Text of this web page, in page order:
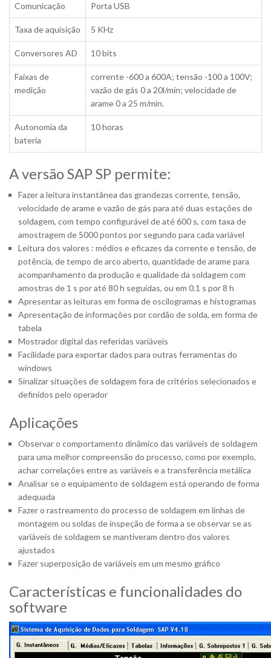
Comunicação Porta USB
Taxa de aquisição 5 KHz
Conversores AD 10 bits
Faixas de
medição
corrente -600 a 600A; tensão -100 a 100V;
vazão de gás 0 a 20l/min; velocidade de
arame 0 a 25 m/min.
Autonomia da
bateria
10 horas
A versão SAP SP permite:
Fazer a leitura instantânea das grandezas corrente, tensão,
velocidade de arame e vazão de gás para até duas estações de
soldagem, com tempo configurável de até 600 s, com taxa de
amostragem de 5000 pontos por segundo para cada variável
Leitura dos valores : médios e eficazes da corrente e tensão, de
potência, de tempo de arco aberto, quantidade de arame para
acompanhamento da produção e qualidade da soldagem com
amostras de 1 s por até 80 h seguidas, ou em 0.1 s por 8 h
Apresentar as leituras em forma de oscilogramas e histogramas
Apresentação de informações por cordão de solda, em forma de
tabela
Mostrador digital das referidas variáveis
Facilidade para exportar dados para outras ferramentas do
windows
Sinalizar situações de soldagem fora de critérios selecionados e
definidos pelo operador
Aplicações
Observar o comportamento dinâmico das variáveis de soldagem
para uma melhor compreensão do processo, como por exemplo,
achar correlações entre as variáveis e a transferência metálica
Analisar se o equipamento de soldagem está operando de forma
adequada
Fazer o rastreamento do processo de soldagem em linhas de
montagem ou soldas de inspeção de forma a se observar se as
variáveis de soldagem se mantiveram dentro dos valores
ajustados
Fazer superposição de variáveis em um mesmo gráfico
Características e funcionalidades do
software